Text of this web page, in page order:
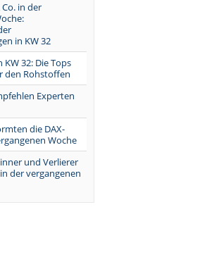
in der
in KW 32
KW 32: Die Tops
den Rohstoffen
Experten
die DAX-
Woche
und Verlierer
der vergangenen